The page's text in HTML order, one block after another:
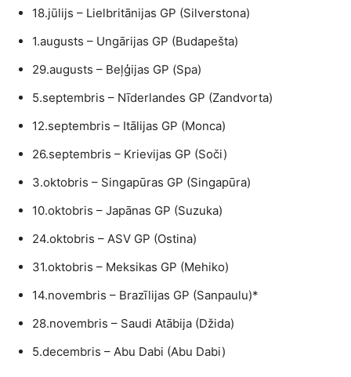
18.jūlijs – Lielbritānijas GP (Silverstona)
1.augusts – Ungārijas GP (Budapešta)
29.augusts – Beļģijas GP (Spa)
5.septembris – Nīderlandes GP (Zandvorta)
12.septembris – Itālijas GP (Monca)
26.septembris – Krievijas GP (Soči)
3.oktobris – Singapūras GP (Singapūra)
10.oktobris – Japānas GP (Suzuka)
24.oktobris – ASV GP (Ostina)
31.oktobris – Meksikas GP (Mehiko)
14.novembris – Brazīlijas GP (Sanpaulu)*
28.novembris – Saudi Atābija (Džida)
5.decembris – Abu Dabi (Abu Dabi)